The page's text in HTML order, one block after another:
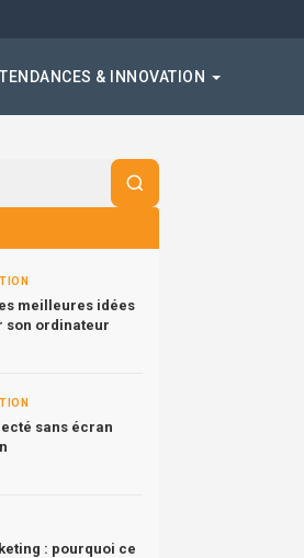
TENDANCES & INNOVATION
meilleures idées
son ordinateur
sans écran
: pourquoi ce